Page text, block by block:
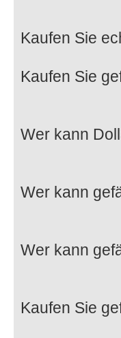
Kaufen Sie
Kaufen Sie
Wer kann
Wer kann
Wer kann
Kaufen Sie